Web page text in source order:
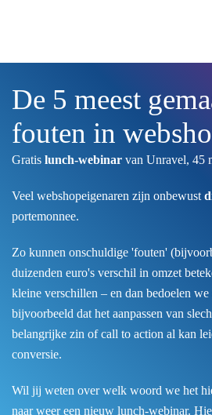
De 5 meest
fouten in
Gratis lunch-webinar van Unravel, 45
Veel webshopeigenaren zijn onbewust
portemonnee.
Zo kunnen onschuldige 'fouten'
duizenden euro's verschil in omzet
kleine verschillen – en dan bedoelen
bijvoorbeeld dat het aanpassen van
belangrijke zin of call to action al kan
conversie.
Wil jij weten over welk woord we het
naar weer een nieuw lunch-webinar.